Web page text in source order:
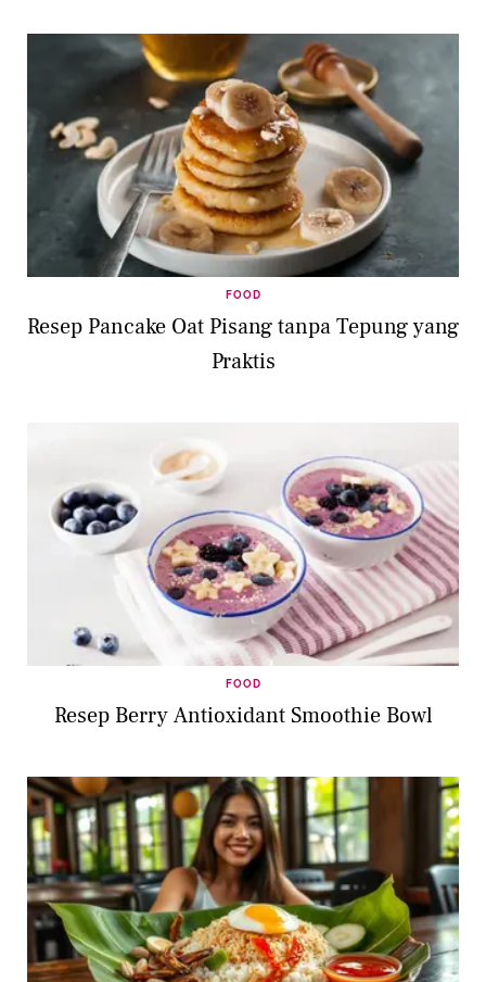
FOOD
Resep Pancake Oat Pisang tanpa Tepung yang
Praktis
FOOD
Resep Berry Antioxidant Smoothie Bowl